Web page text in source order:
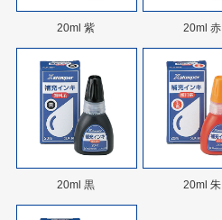
20ml 紫 20ml 赤
20ml 黒 20ml 朱